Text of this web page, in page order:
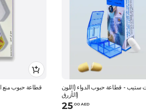
قطاعة حبوب
- قطاعة حبوب الدواء (اللون
الأزرق)
25. 00 AED